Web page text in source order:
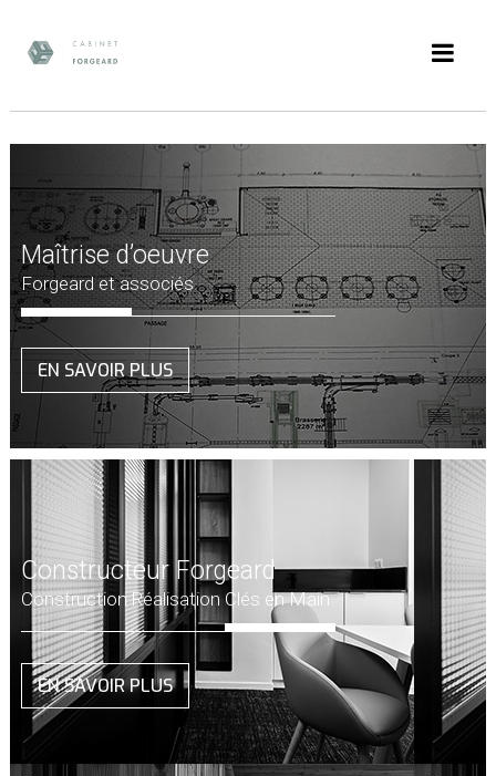
Maîtrise d’oeuvre
Forgeard et associés
EN SAVOIR PLUS
Constructeur Forgeard
Construction Réalisation Clés en Main
EN SAVOIR PLUS